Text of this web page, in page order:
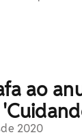
ao
2020